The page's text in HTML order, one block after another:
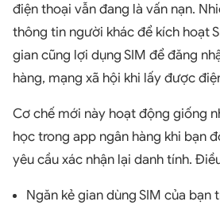
điện thoại vẫn đang là vấn nạn.
thông tin người khác để kích hoạt
gian cũng lợi dụng SIM để đăng
hàng, mạng xã hội khi lấy được
Cơ chế mới này hoạt động giống
học trong app ngân hàng khi bạn
yêu cầu xác nhận lại danh tính.
Ngăn kẻ gian dùng SIM của bạn